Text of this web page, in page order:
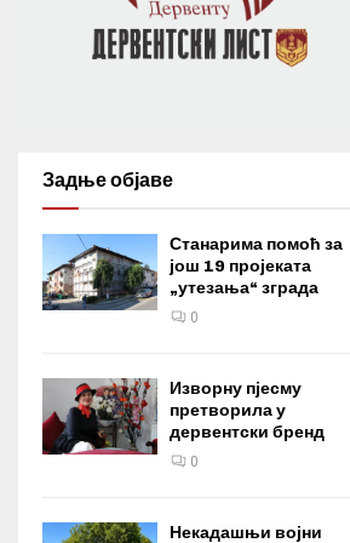
Задње објаве
Станарима помоћ за
још 19 пројеката
„утезања“ зграда
0
Изворну пјесму
претворила у
дервентски бренд
0
Некадашњи војни